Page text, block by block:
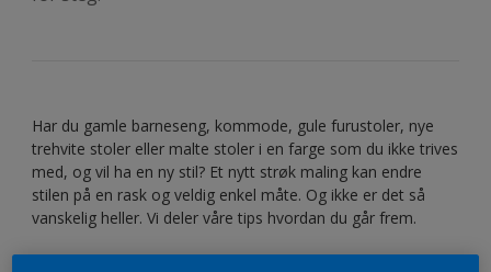
Har du gamle barneseng, kommode, gule furustoler, nye
trehvite stoler eller malte stoler i en farge som du ikke trives
med, og vil ha en ny stil? Et nytt strøk maling kan endre
stilen på en rask og veldig enkel måte. Og ikke er det så
vanskelig heller. Vi deler våre tips hvordan du går frem.